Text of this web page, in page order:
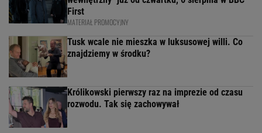
First
MATERIAŁ PROMOCYJNY
Tusk wcale nie mieszka w luksusowej willi. Co
znajdziemy w środku?
Królikowski pierwszy raz na imprezie od czasu
rozwodu. Tak się zachowywał